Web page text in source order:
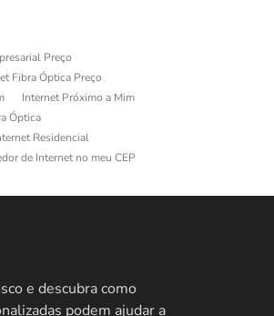
Preço
Fibra Óptica Preço
Internet Próximo a Mim
Óptica
Residencial
de Internet no meu CEP
e descubra como
podem ajudar a